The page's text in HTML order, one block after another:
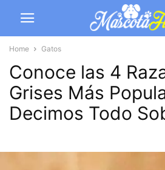
Home Gatos
Conoce las 4
Grises Más
Decimos Todo